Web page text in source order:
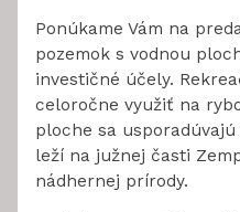
Ponúkame Vám na
pozemok s vodnou
investičné účely.
celoročne využiť na
ploche sa
leží na južnej časti
nádhernej prírody.